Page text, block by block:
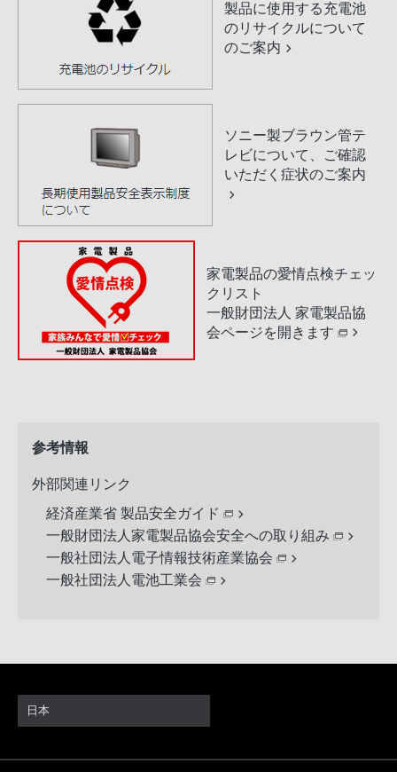
製品に使用する充電池
のリサイクルについて
のご案内
ソニー製ブラウン管テ
レビについて、ご確認
いただく症状のご案内
家電製品の愛情点検チェッ
クリスト
一般財団法人 家電製品協
会ページを開きます
参考情報
外部関連リンク
経済産業省 製品安全ガイド
一般財団法人家電製品協会安全への取り組み
一般社団法人電子情報技術産業協会
一般社団法人電池工業会
日本